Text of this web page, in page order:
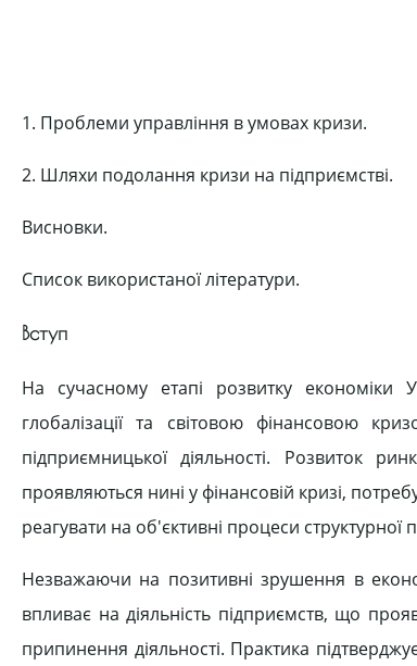
1. Проблеми управління в умовах кризи.
2. Шляхи подолання кризи на підприємстві.
Висновки.
Список використаної літератури.
Вступ
На сучасному етапі розвитку економіки
глобалізації та світовою фінансовою
підприємницької діяльності. Розвиток
проявляються нині у фінансовій кризі,
реагувати на об'єктивні процеси
Незважаючи на позитивні зрушення в
впливає на діяльність підприємств, що
припинення діяльності. Практика